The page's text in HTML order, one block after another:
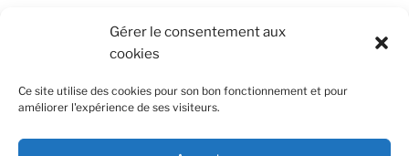
Gérer le consentement aux
cookies
Ce site utilise des cookies pour son bon fonctionnement et pour
améliorer l'expérience de ses visiteurs.
RECHERCHER
Recherche
pour
: